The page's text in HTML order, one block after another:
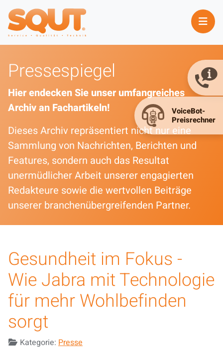
Pressespiegel
Hier endecken Sie unser umfangreiches
Archiv an Fachartikeln!
Dieses Archiv repräsentiert nicht nur eine
Sammlung von Nachrichten, Berichten und
Features, sondern auch das Resultat
unermüdlicher Arbeit unserer engagierten
Redakteure sowie die wertvollen Beiträge
unserer branchenübergreifenden Partner.
Gesundheit im Fokus -
Wie Jabra mit Technologie
für mehr Wohlbefinden
sorgt
DetailsKategorie: Presse